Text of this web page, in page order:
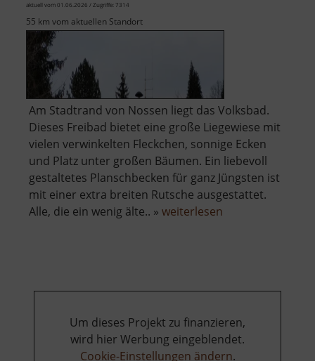
aktuell vom 01.06.2026 / Zugriffe: 7314
55 km vom aktuellen Standort
Am Stadtrand von Nossen liegt das Volksbad.
Dieses Freibad bietet eine große Liegewiese mit
vielen verwinkelten Fleckchen, sonnige Ecken
und Platz unter großen Bäumen. Ein liebevoll
gestaltetes Planschbecken für ganz Jüngsten ist
mit einer extra breiten Rutsche ausgestattet.
Alle, die ein wenig älte.. » weiterlesen
Um dieses Projekt zu finanzieren,
wird hier Werbung eingeblendet.
Cookie-Einstellungen ändern.